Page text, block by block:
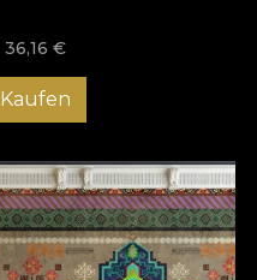
36,16 €
Kaufen